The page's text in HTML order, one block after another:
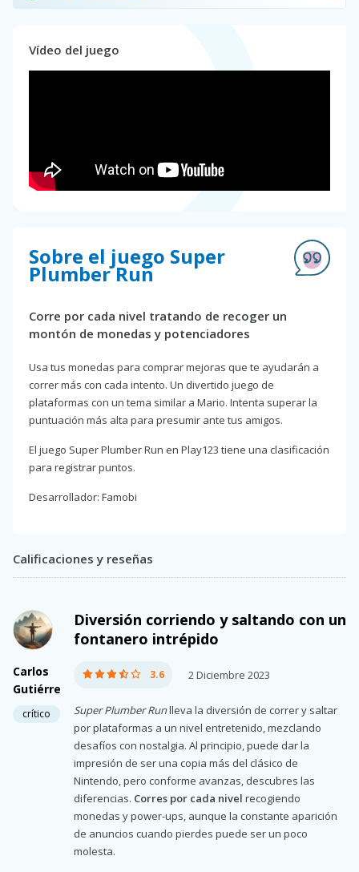
Vídeo del juego
Sobre el juego Super
Plumber Run
Corre por cada nivel tratando de recoger un
montón de monedas y potenciadores
Usa tus monedas para comprar mejoras que te ayudarán a
correr más con cada intento. Un divertido juego de
plataformas con un tema similar a Mario. Intenta superar la
puntuación más alta para presumir ante tus amigos.
El juego Super Plumber Run en Play123 tiene una clasificación
para registrar puntos.
Desarrollador: Famobi
Calificaciones y reseñas
Carlos
Gutiérre
crítico
Diversión corriendo y saltando con un
fontanero intrépido
3.6 2 Diciembre 2023
Super Plumber Runlleva la diversión de correr y saltar
por plataformas a un nivel entretenido, mezclando
desafíos con nostalgia. Al principio, puede dar la
impresión de ser una copia más del clásico de
Nintendo, pero conforme avanzas, descubres las
diferencias. Corres por cada nivel recogiendo
monedas y power-ups, aunque la constante aparición
de anuncios cuando pierdes puede ser un poco
molesta.